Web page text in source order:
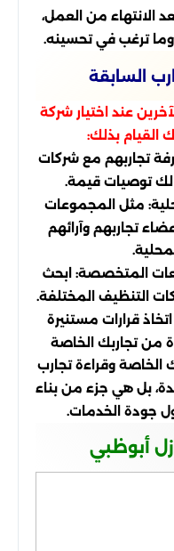
الانتهاء من العمل،
ترغب في تحسينه.
السابقة
عند اختيار شركة
القيام بذلك:
تجاربهم مع شركات
لك توصيات قيمة.
مثل المجموعات
تجاربهم وآرائهم
المتخصصة: ابحث
التنظيف المختلفة.
قرارات مستنيرة
من تجاربك الخاصة
الخاصة وقراءة تجارب
بل هي جزء من بناء
جودة الخدمات.
أبوظبي